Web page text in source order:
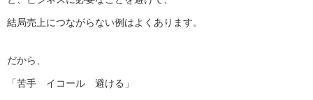
結局売上につながらない例はよくあります。
だから、
「苦手 イコール 避ける」